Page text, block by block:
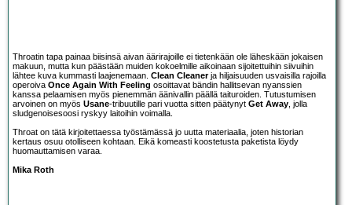
Throatin tapa painaa biisinsä aivan äärirajoille ei tietenkään ole läheskään jokaisen
makuun, mutta kun päästään muiden kokoelmille aikoinaan sijoitettuihin siivuihin
lähtee kuva kummasti laajenemaan. Clean Cleanerja hiljaisuuden usvaisilla rajoilla
operoiva Once Again With Feeling osoittavat bändin hallitsevan nyanssien
kanssa pelaamisen myös pienemmän äänivallin päällä taituroiden. Tutustumisen
arvoinen on myös Usane-tribuutille pari vuotta sitten päätynyt Get Away, jolla
sludgenoisesoosi ryskyy laitoihin voimalla.
Throat on tätä kirjoitettaessa työstämässä jo uutta materiaalia, joten historian
kertaus osuu otolliseen kohtaan. Eikä komeasti koostetusta paketista löydy
huomauttamisen varaa.
Mika Roth